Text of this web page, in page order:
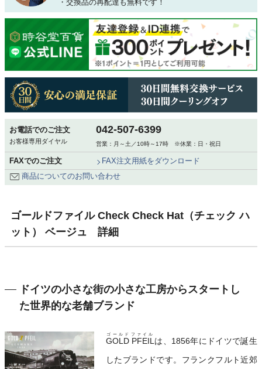
・交換品の再配達も無料です！
お電話でのご注文
お客様専用ダイヤル
042-507-6399
営業：月～土／10時～17時 ※休業：日・祝日
FAXでのご注文
FAX注文用紙をダウンロード
商品についてのお問い合わせ
ゴールドファイル Check Check Hat（チェック ハ
ット） ベージュ 詳細
ドイツの小さな街の小さな工房からスタートし
た世界的な老舗ブランド
GOLD PFEIL
ゴールドファイル
は、1856年にドイツで誕生
したブランドです。フランクフルト近郊